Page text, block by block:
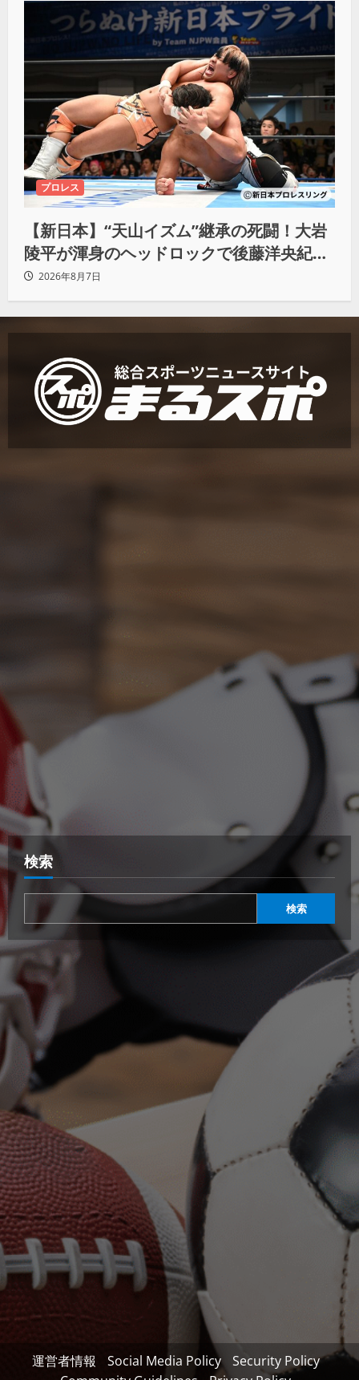
プロレス
【新日本】“天山イズム”継承の死闘！大岩
陵平が渾身のヘッドロックで後藤洋央紀か
らタップ奪取 執念の「リベンジ＆4勝目」
2026年8月7日
検索
検索
運営者情報 Social Media Policy
Security Policy